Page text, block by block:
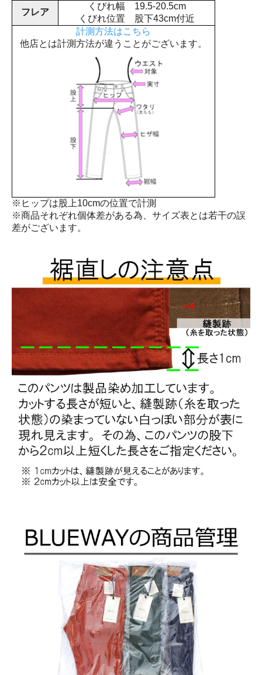
フレア
くびれ幅 19.5-20.5cm
くびれ位置 股下43cm付近
計測方法はこちら
他店とは計測方法が違うことがございます。
※ヒップは股上10cmの位置で計測
※商品それぞれ個体差がある為、サイズ表とは若干の誤
差がございます。